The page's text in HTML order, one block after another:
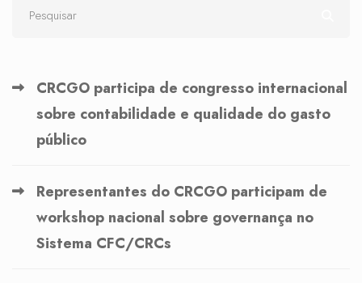
CRCGO participa de congresso internacional
sobre contabilidade e qualidade do gasto
público
Representantes do CRCGO participam de
workshop nacional sobre governança no
Sistema CFC/CRCs